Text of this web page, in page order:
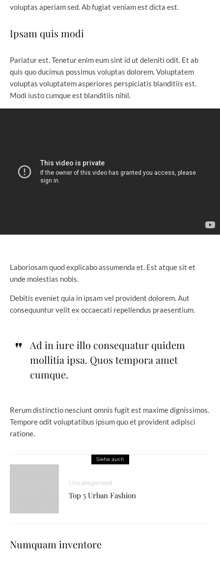
voluptas aperiam sed. Ab fugiat veniam est dicta est.
Ipsam quis modi
Pariatur est. Tenetur enim eum sint id ut deleniti odit. Et ab
quis quo ducimus possimus voluptas dolorem. Voluptatem
voluptas voluptatem asperiores perspiciatis blanditiis est.
Modi iusto cumque est blanditiis nihil.
Laboriosam quod explicabo assumenda et. Est atque sit et
unde molestias nobis.
Debitis eveniet quia in ipsam vel provident dolorem. Aut
consequuntur velit ex occaecati repellendus praesentium.
Ad in iure illo consequatur quidem
mollitia ipsa. Quos tempora amet
cumque.
Rerum distinctio nesciunt omnis fugit est maxime dignissimos.
Tempore odit voluptatibus ipsum quo et provident adipisci
ratione.
Siehe auch
Uncategorized
Top 5 Urban Fashion
Numquam inventore